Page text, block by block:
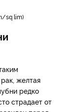
sq lim
желтая
редко
страдает от